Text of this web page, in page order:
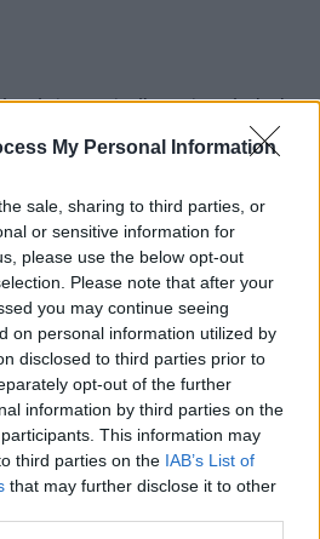
My Personal Information
sale, sharing to third parties, or
or sensitive information for
please use the below opt-out
Please note that after your
you may continue seeing
on personal information utilized by
disclosed to third parties prior to
opt-out of the further
information by third parties on the
This information may
third parties on the IAB’s List of
that may further disclose it to other
interpreta il vento, simbolo
elementi che riflettono
di affrontare la vita sono
straordinario che continua a